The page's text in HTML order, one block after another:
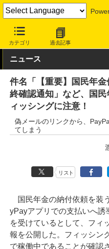
カテゴリ 過去記事
INTERNET Watch トピック
ニュース
件名「【重要】国民年
終確認通知」など、国
ィッシングに注意！
偽メールのリンクから、
てしまう
リスト
国民年金の納付依頼を装
yPayアプリでの支払いへ誘
を受けているとして、フィ
報を公開した。フィッシン
で稼働中であることが確認